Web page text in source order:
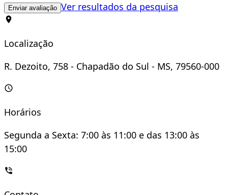
Enviar avaliação Ver resultados da pesquisa
Localização
R. Dezoito, 758 - Chapadão do Sul - MS, 79560-000
Horários
Segunda a Sexta: 7:00 às 11:00 e das 13:00 às
15:00